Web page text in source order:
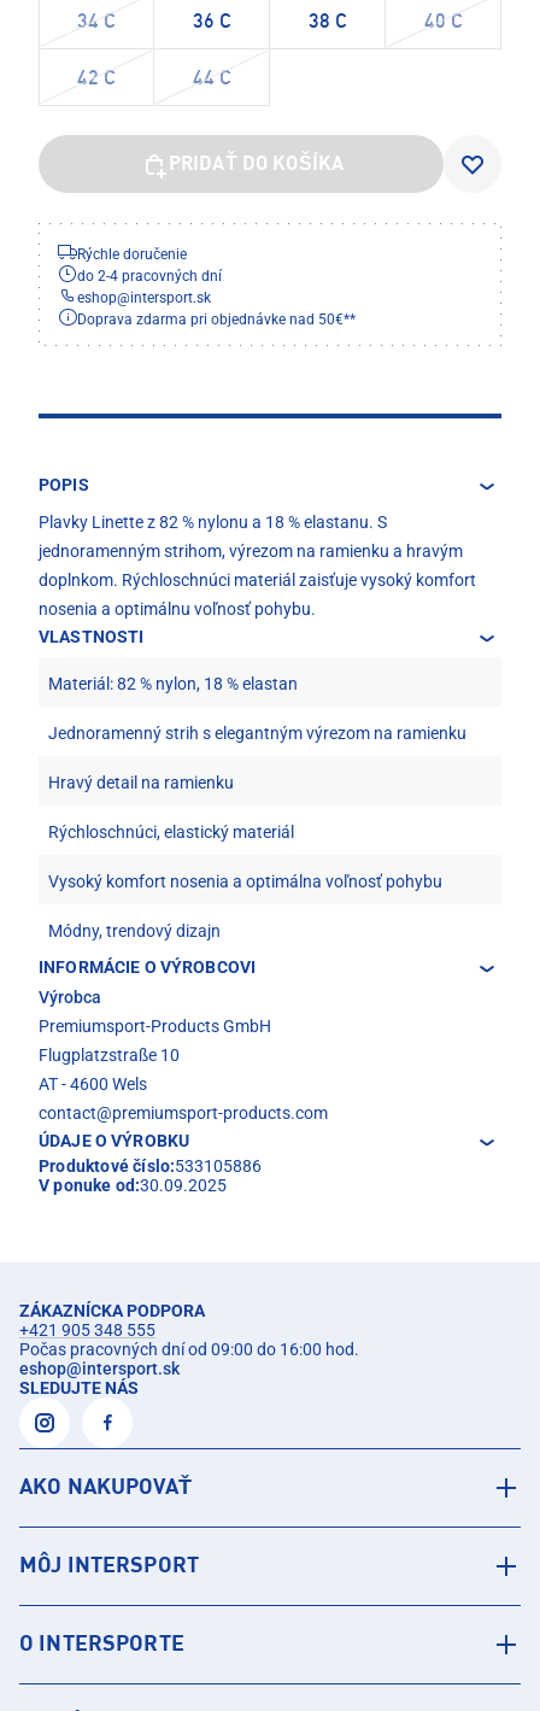
34 C 36 C 38 C 40 C
42 C 44 C
PRIDAŤ DO KOŠÍKA
Rýchle doručenie
do 2-4 pracovných dní
eshop@intersport.sk
Doprava zdarma pri objednávke nad 50€**
POPIS
Plavky Linette z 82 % nylonu a 18 % elastanu. S
jednoramenným strihom, výrezom na ramienku a hravým
doplnkom. Rýchloschnúci materiál zaisťuje vysoký komfort
nosenia a optimálnu voľnosť pohybu.
VLASTNOSTI
Materiál: 82 % nylon, 18 % elastan
Jednoramenný strih s elegantným výrezom na ramienku
Hravý detail na ramienku
Rýchloschnúci, elastický materiál
Vysoký komfort nosenia a optimálna voľnosť pohybu
Módny, trendový dizajn
INFORMÁCIE O VÝROBCOVI
Výrobca
Premiumsport-Products GmbH
Flugplatzstraße 10
AT - 4600 Wels
contact@premiumsport-products.com
ÚDAJE O VÝROBKU
Produktové číslo:533105886
V ponuke od:30.09.2025
ZÁKAZNÍCKA PODPORA
+421 905 348 555
Počas pracovných dní od 09:00 do 16:00 hod.
eshop@intersport.sk
SLEDUJTE NÁS
AKO NAKUPOVAŤ
MÔJ INTERSPORT
O INTERSPORTE